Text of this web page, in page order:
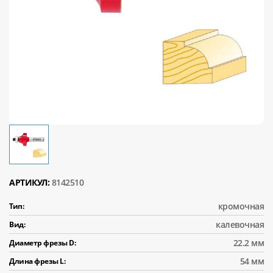
АРТИКУЛ: 8142510
Тип: кромочная
Вид: калевочная
Диаметр фрезы D: 22.2 мм
Длина фрезы L: 54 мм